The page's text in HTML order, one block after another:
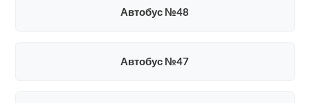
Автобус №48
Автобус №47